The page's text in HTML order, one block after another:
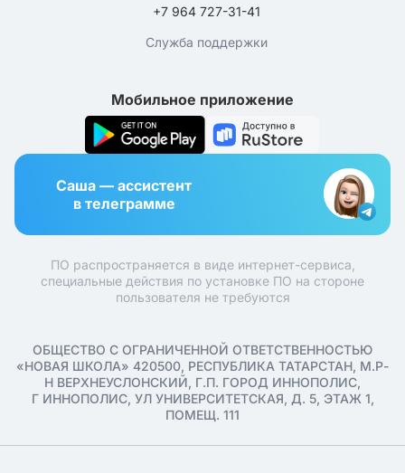
+7 964 727-31-41
Служба поддержки
Мобильное приложение
Саша — ассистент
в телеграмме
ПО распространяется в виде интернет-сервиса,
специальные действия по установке ПО на стороне
пользователя не требуются
ОБЩЕСТВО С ОГРАНИЧЕННОЙ ОТВЕТСТВЕННОСТЬЮ
«НОВАЯ ШКОЛА» 420500, РЕСПУБЛИКА ТАТАРСТАН, М.Р-
Н ВЕРХНЕУСЛОНСКИЙ, Г.П. ГОРОД ИННОПОЛИС,
Г ИННОПОЛИС, УЛ УНИВЕРСИТЕТСКАЯ, Д. 5, ЭТАЖ 1,
ПОМЕЩ. 111